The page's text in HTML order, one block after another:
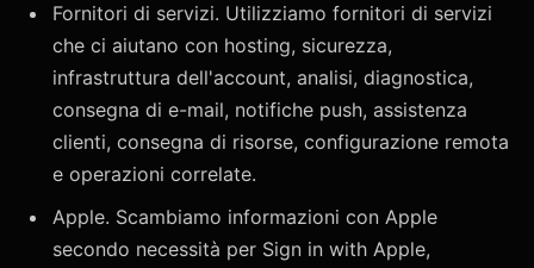
Fornitori di servizi. Utilizziamo fornitori di servizi
che ci aiutano con hosting, sicurezza,
infrastruttura dell'account, analisi, diagnostica,
consegna di e-mail, notifiche push, assistenza
clienti, consegna di risorse, configurazione remota
e operazioni correlate.
Apple. Scambiamo informazioni con Apple
secondo necessità per Sign in with Apple,